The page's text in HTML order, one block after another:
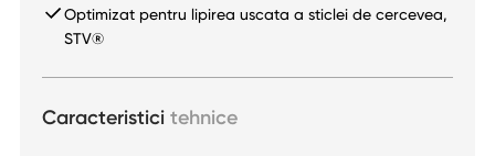
Optimizat pentru lipirea uscata a sticlei de cercevea,
STV®
Caracteristici tehnice